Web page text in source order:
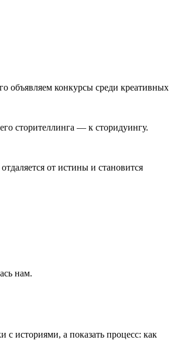
объявляем конкурсы среди креативных
сторителлинга — к сторидуингу.
от истины и становится
нам.
историями, а показать процесс: как